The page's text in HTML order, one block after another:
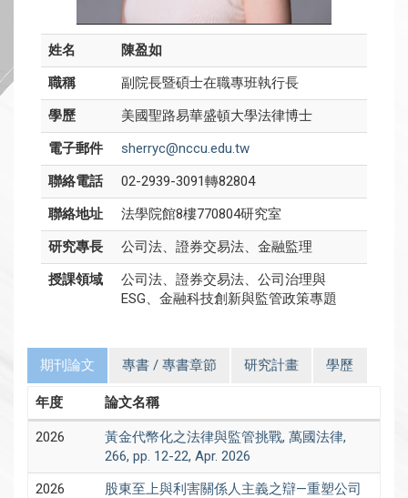
姓名
陳盈如
職稱
副院長暨碩士在職專班執行長
學歷
美國聖路易華盛頓大學法律博士
電子郵件
sherryc@nccu.edu.tw
聯絡電話
02-2939-3091轉82804
聯絡地址
法學院館8樓770804研究室
研究專長
公司法、證券交易法、金融監理
授課領域
公司法、證券交易法、公司治理與
ESG、金融科技創新與監管政策專題
期刊論文 專書 / 專書章節 研究計畫 學歷
年度 論文名稱
2026
黃金代幣化之法律與監管挑戰, 萬國法律,
266, pp. 12-22, Apr. 2026
2026
股東至上與利害關係人主義之辯—重塑公司